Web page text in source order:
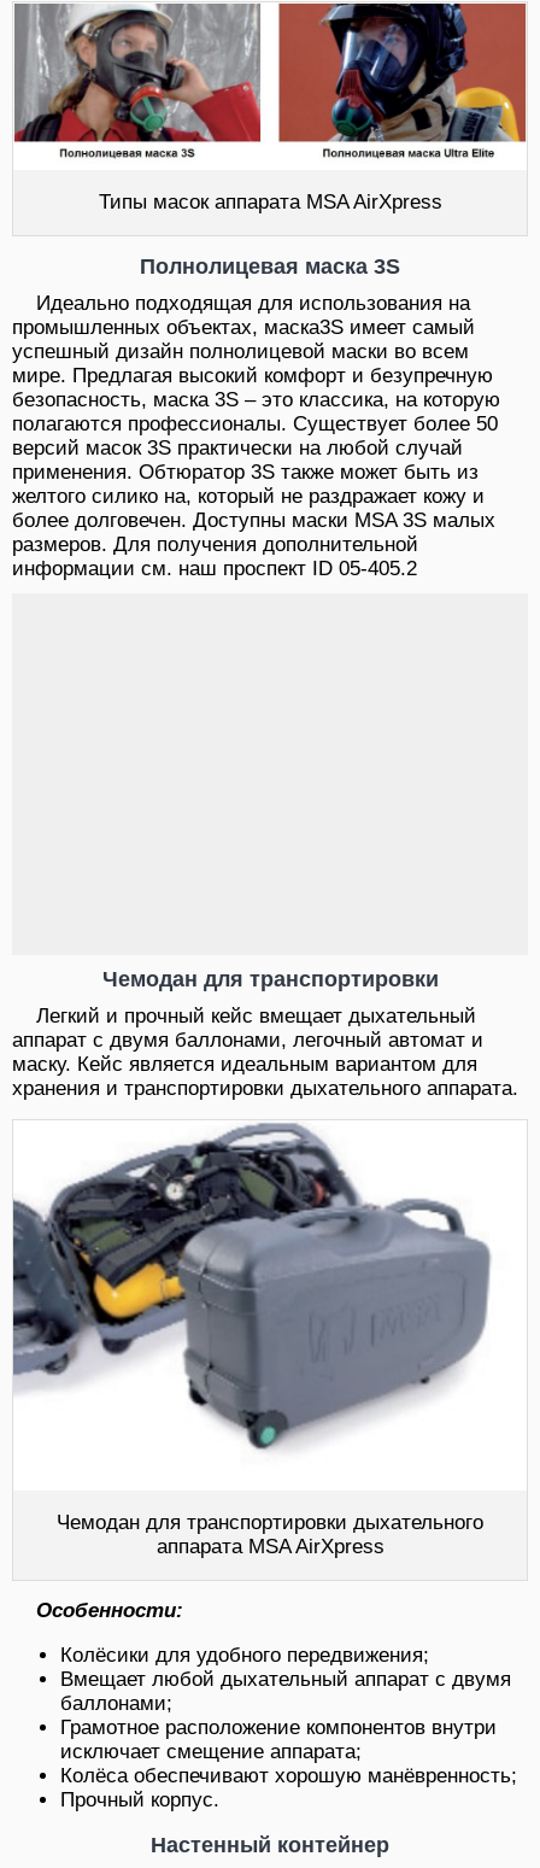
Типы масок аппарата MSA AirXpress
Полнолицевая маска 3S
Идеально подходящая для использования на
промышленных объектах, маска3S имеет самый
успешный дизайн полнолицевой маски во всем
мире. Предлагая высокий комфорт и безупречную
безопасность, маска 3S – это классика, на которую
полагаются профессионалы. Существует более 50
версий масок 3S практически на любой случай
применения. Обтюратор 3S также может быть из
желтого силико на, который не раздражает кожу и
более долговечен. Доступны маски MSA 3S малых
размеров. Для получения дополнительной
информации см. наш проспект ID 05-405.2
Чемодан для транспортировки
Легкий и прочный кейс вмещает дыхательный
аппарат с двумя баллонами, легочный автомат и
маску. Кейс является идеальным вариантом для
хранения и транспортировки дыхательного аппарата.
Чемодан для транспортировки дыхательного
аппарата MSA AirXpress
Особенности:
Колёсики для удобного передвижения;
Вмещает любой дыхательный аппарат с двумя
баллонами;
Грамотное расположение компонентов внутри
исключает смещение аппарата;
Колёса обеспечивают хорошую манёвренность;
Прочный корпус.
Настенный контейнер